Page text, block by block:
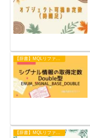
【辞書】MQLリファレンス
【辞書】MQLリファレンス